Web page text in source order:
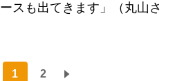
スも出てきます」（丸山さ
1 2